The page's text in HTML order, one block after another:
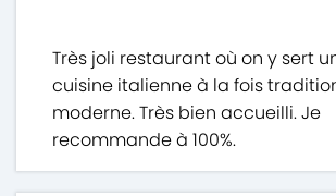
Très joli restaurant où on y sert
cuisine italienne à la fois
moderne. Très bien accueilli. Je
recommande à 100%.